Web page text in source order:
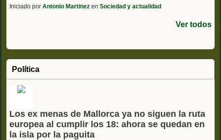
Iniciado por Antonio Martinez en Sociedad y actualidad
Ver todos
Política
Los ex menas de Mallorca ya no siguen la ruta
europea al cumplir los 18: ahora se quedan en
la isla por la paguita